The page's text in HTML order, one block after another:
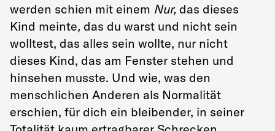
werden schien mit einem Nur, das dieses
Kind meinte, das du warst und nicht sein
wolltest, das alles sein wollte, nur nicht
dieses Kind, das am Fenster stehen und
hinsehen musste. Und wie, was den
menschlichen Anderen als Normalität
erschien, für dich ein bleibender, in seiner